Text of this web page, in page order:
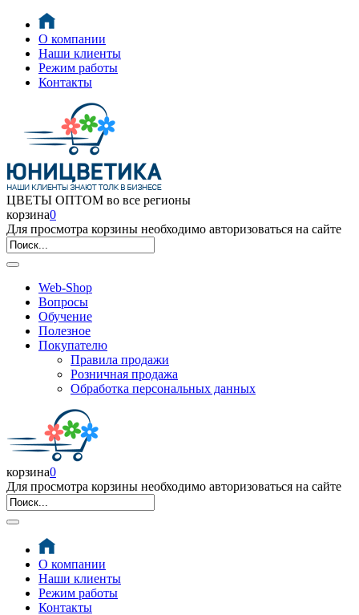
О компании
Наши клиенты
Режим работы
Контакты
ЦВЕТЫ ОПТОМ во все регионы
корзина0
Для просмотра корзины необходимо авторизоваться на сайте
Web-Shop
Вопросы
Обучение
Полезное
Покупателю
Правила продажи
Розничная продажа
Обработка персональных данных
корзина0
Для просмотра корзины необходимо авторизоваться на сайте
О компании
Наши клиенты
Режим работы
Контакты